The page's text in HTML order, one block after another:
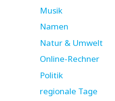
Musik
Namen
Natur & Umwelt
Online-Rechner
Politik
regionale Tage